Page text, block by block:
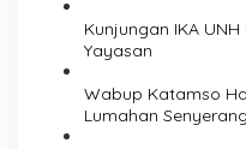
Kunjungan IKA
Yayasan
Wabup Katamso
Lumahan Senyerang